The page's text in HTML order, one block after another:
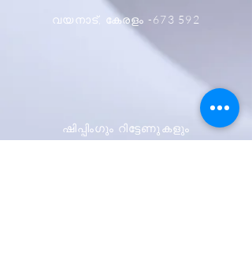
വയനാട്, കേരളം -673 592
ഷിപ്പിംഗും റിട്ടേണുകളും